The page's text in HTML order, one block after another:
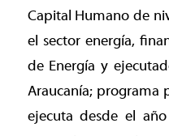
Capital Humano de
el sector energía,
de Energía y
Araucanía; programa
ejecuta desde el